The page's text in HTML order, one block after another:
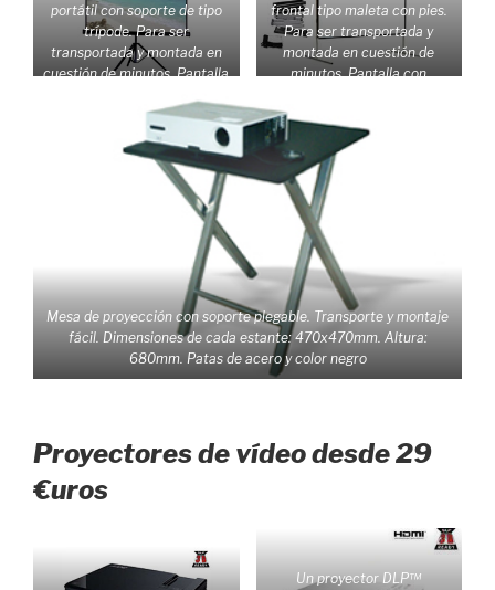
portátil con soporte de tipo
trípode. Para ser
transportada y montada en
cuestión de minutos. Pantalla
para evitar reflejos. Tamaño
pantalla: 2.10 m x 1.50 m.
Formato 4:3
frontal tipo maleta con pies.
Para ser transportada y
montada en cuestión de
minutos. Pantalla con
evitar reflejos. Tamaño
pantalla: 3.66 m x 2.05 m.
Formato 16:9
Mesa de proyección con soporte plegable. Transporte y montaje
fácil. Dimensiones de cada estante: 470x470mm. Altura:
680mm. Patas de acero y color negro
Proyectores de vídeo desde 29
€uros
Un proyector DLP™